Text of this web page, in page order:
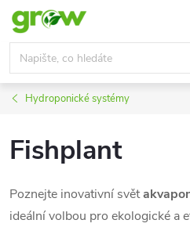
Přejít
obsah
Hydroponické systémy
Fishplant
Poznejte inovativní svět
ideální volbou pro ekologické a